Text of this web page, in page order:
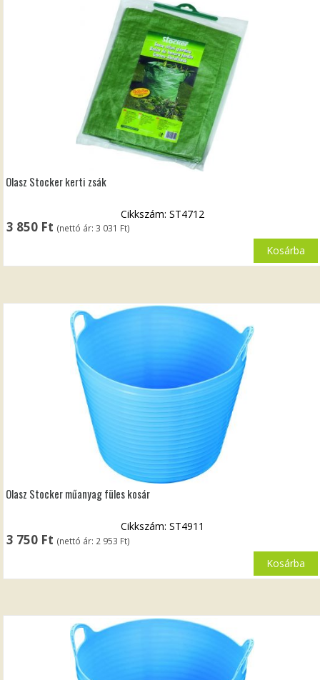
Olasz Stocker kerti zsák
3 850 Ft (nettó ár:3 031 Ft)
Cikkszám: ST4712
Kosárba
Olasz Stocker műanyag füles kosár
3 750 Ft (nettó ár: 2 953 Ft)
Cikkszám: ST4911
Kosárba